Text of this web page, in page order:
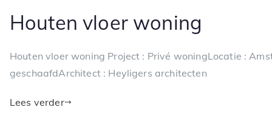
Houten vloer woning
Houten vloer woning Project : Privé woningLocatie :
geschaafdArchitect : Heyligers architecten
Lees verder